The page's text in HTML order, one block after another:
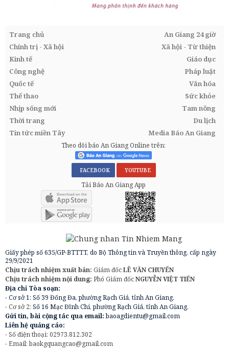
Trang chủ
An Giang 24 giờ
Chính trị - Xã hội
Xã hội - Từ thiện
Kinh tế
Giáo dục
Công nghệ
Pháp luật
Quốc tế
Văn hóa
Thể thao
Sức khỏe
Nhịp sống mới
Tam nông
Thời trang
Du lịch
Tin tức miền Tây
Media Báo An Giang
Theo dõi báo An Giang Online trên:
FACEBOOK YOUTUBE
Tải Báo An Giang App
Giấy phép số 635/GP-BTTTT, do Bộ Thông tin và Truyền thông, cấp ngày
29/9/2021
Chịu trách nhiệm xuất bản: Giám đốcLÊ VĂN CHUYỂN
Chịu trách nhiệm nội dung: Phó Giám đốcNGUYỄN VIỆT TIẾN
Địa chỉ Tòa soạn:
- Cơ sở 1: Số 39 Đống Đa, phường Rạch Giá, tỉnh An Giang.
- Cơ sở 2: Số 16 Mạc Đĩnh Chi, phường Rạch Giá, tỉnh An Giang.
Gửi tin, bài cộng tác qua email:baoagdientu@gmail.com
Liên hệ quảng cáo:
- Số điện thoại: 02973.812.302
- Email:baokgquangcao@gmail.com